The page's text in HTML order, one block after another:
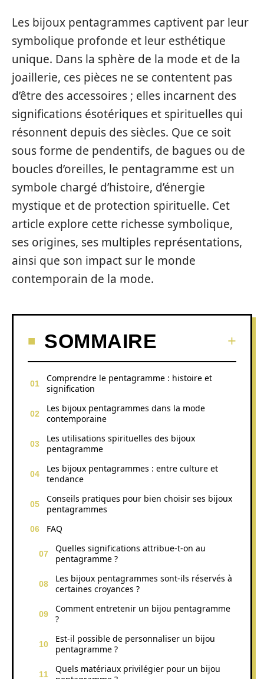
Les bijoux pentagrammes captivent par leur
symbolique profonde et leur esthétique
unique. Dans la sphère de la mode et de la
joaillerie, ces pièces ne se contentent pas
d’être des accessoires ; elles incarnent des
significations ésotériques et spirituelles qui
résonnent depuis des siècles. Que ce soit
sous forme de pendentifs, de bagues ou de
boucles d’oreilles, le pentagramme est un
symbole chargé d’histoire, d’énergie
mystique et de protection spirituelle. Cet
article explore cette richesse symbolique,
ses origines, ses multiples représentations,
ainsi que son impact sur le monde
contemporain de la mode.
SOMMAIRE
Comprendre le pentagramme : histoire et
signification
Les bijoux pentagrammes dans la mode
contemporaine
Les utilisations spirituelles des bijoux
pentagramme
Les bijoux pentagrammes : entre culture et
tendance
Conseils pratiques pour bien choisir ses bijoux
pentagrammes
FAQ
Quelles significations attribue-t-on au
pentagramme ?
Les bijoux pentagrammes sont-ils réservés à
certaines croyances ?
Comment entretenir un bijou pentagramme
?
Est-il possible de personnaliser un bijou
pentagramme ?
Quels matériaux privilégier pour un bijou